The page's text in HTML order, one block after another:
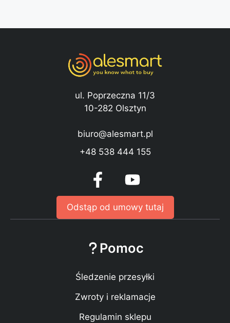
ul. Poprzeczna 11/3
10-282 Olsztyn
biuro@alesmart.pl
+48 538 444 155
Odstąp od umowy tutaj
Pomoc
Śledzenie przesyłki
Zwroty i reklamacje
Regulamin sklepu